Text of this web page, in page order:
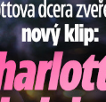
nový klip: